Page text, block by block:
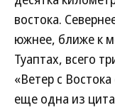
востока.
южнее, ближе к
Туаптах, всего
«Ветер с
еще одна из